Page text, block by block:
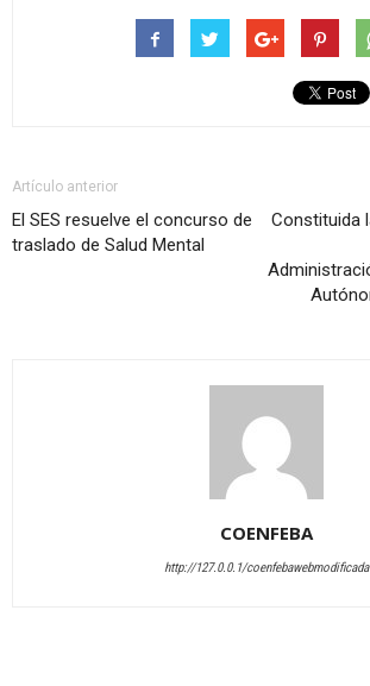
Artículo anterior
El SES resuelve el concurso de
traslado de Salud Mental
Constituida
COENFEBA
http://127.0.0.1/coenfebawebmodificada